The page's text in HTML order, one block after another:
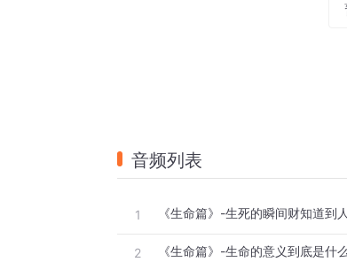
音频列表
1 《生命篇》-生死的瞬间财知道到
2 《生命篇》-生命的意义到底是什